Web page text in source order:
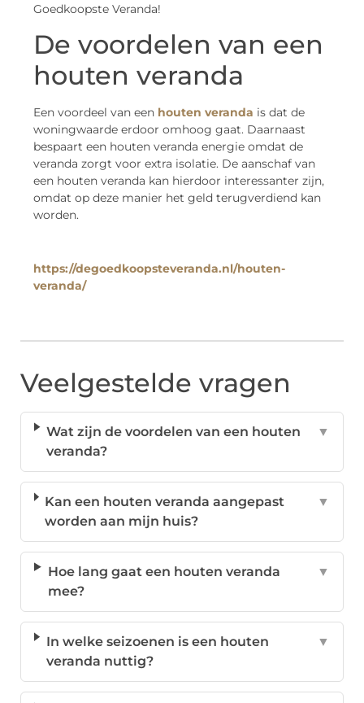
Goedkoopste Veranda!
De voordelen van een
houten veranda
Een voordeel van een houten veranda is dat de
woningwaarde erdoor omhoog gaat. Daarnaast
bespaart een houten veranda energie omdat de
veranda zorgt voor extra isolatie. De aanschaf van
een houten veranda kan hierdoor interessanter zijn,
omdat op deze manier het geld terugverdiend kan
worden.
https://degoedkoopsteveranda.nl/houten-
veranda/
Veelgestelde vragen
Wat zijn de voordelen van een houten
veranda?
▼
Kan een houten veranda aangepast
worden aan mijn huis?
▼
Hoe lang gaat een houten veranda
mee?
▼
In welke seizoenen is een houten
veranda nuttig?
▼